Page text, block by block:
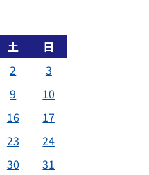
土
日
2
3
9
10
16
17
23
24
30
31